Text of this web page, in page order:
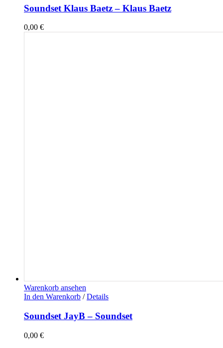
Soundset Klaus Baetz – Klaus Baetz
0,00 €
Warenkorb ansehen
In den Warenkorb / Details
Soundset JayB – Soundset
0,00 €